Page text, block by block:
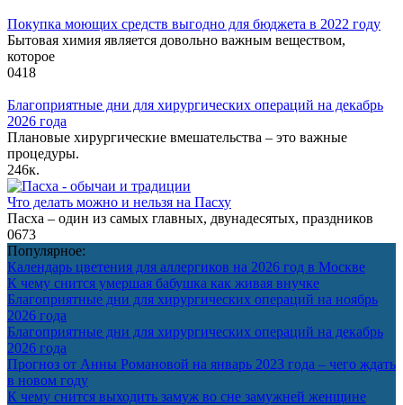
Покупка моющих средств выгодно для бюджета в 2022 году
Бытовая химия является довольно важным веществом,
которое
0418
Благоприятные дни для хирургических операций на декабрь
2026 года
Плановые хирургические вмешательства – это важные
процедуры.
246к.
Что делать можно и нельзя на Пасху
Пасха – один из самых главных, двунадесятых, праздников
0673
Популярное:
Календарь цветения для аллергиков на 2026 год в Москве
К чему снится умершая бабушка как живая внучке
Благоприятные дни для хирургических операций на ноябрь
2026 года
Благоприятные дни для хирургических операций на декабрь
2026 года
Прогноз от Анны Романовой на январь 2023 года – чего ждать
в новом году
К чему снится выходить замуж во сне замужней женщине